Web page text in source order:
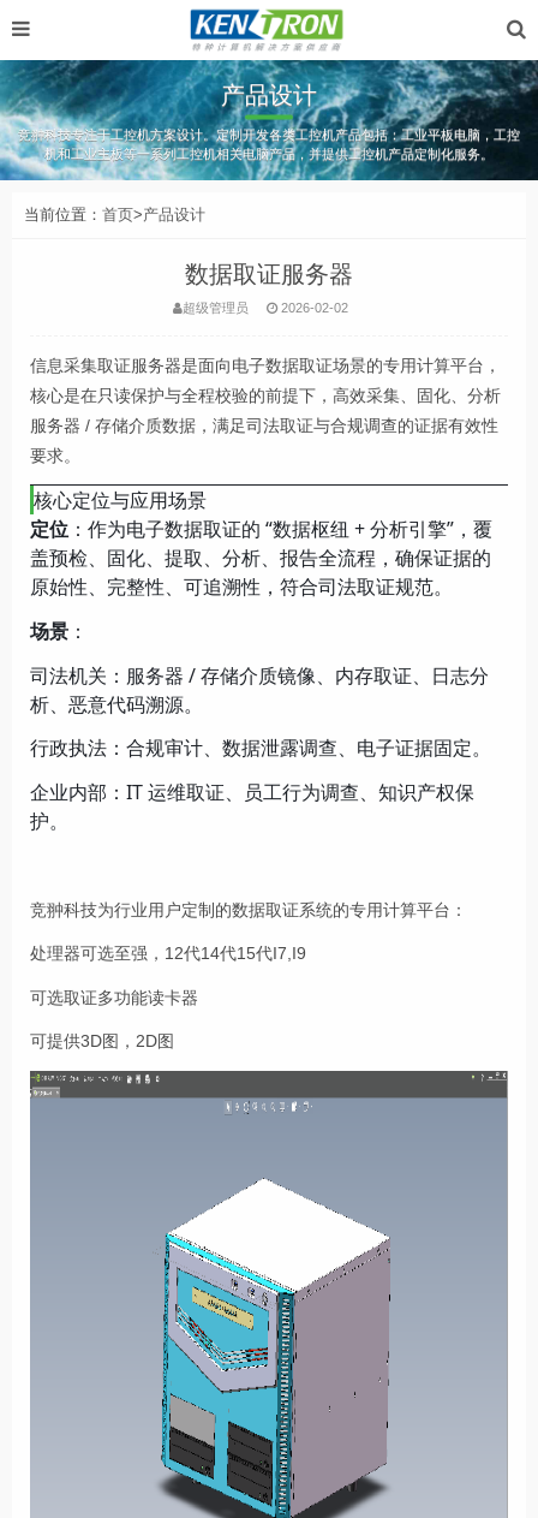
产品设计
竞翀科技专注于工控机方案设计。定制开发各类工控机产品包括：工业平板电脑，工控
机和工业主板等一系列工控机相关电脑产品，并提供工控机产品定制化服务。
当前位置： 首页>产品设计
数据取证服务器
超级管理员 2026-02-02
信息采集取证服务器是面向电子数据取证场景的专用计算平台，
核心是在只读保护与全程校验的前提下，高效采集、固化、分析
服务器 / 存储介质数据，满足司法取证与合规调查的证据有效性
要求。
核心定位与应用场景
定位 ：作为电子数据取证的 “数据枢纽 + 分析引擎”，覆
盖预检、固化、提取、分析、报告全流程，确保证据的
原始性、完整性、可追溯性，符合司法取证规范。
场景 ：
司法机关：服务器 / 存储介质镜像、内存取证、日志分
析、恶意代码溯源。
行政执法：合规审计、数据泄露调查、电子证据固定。
企业内部：IT 运维取证、员工行为调查、知识产权保
护。
竞翀科技为行业用户定制的数据取证系统的专用计算平台：
处理器可选至强，12代14代15代I7,I9
可选取证多功能读卡器
可提供3D图，2D图